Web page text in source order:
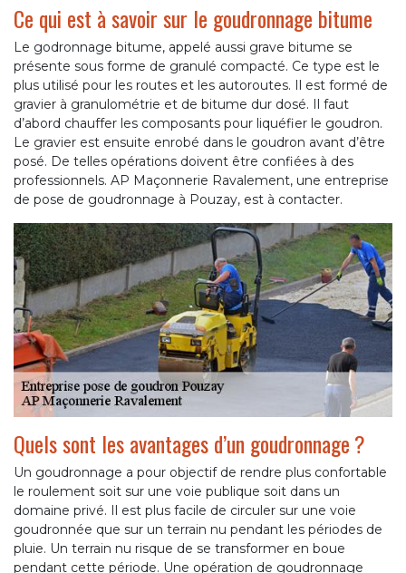
Ce qui est à savoir sur le goudronnage bitume
Le godronnage bitume, appelé aussi grave bitume se
présente sous forme de granulé compacté. Ce type est le
plus utilisé pour les routes et les autoroutes. Il est formé de
gravier à granulométrie et de bitume dur dosé. Il faut
d’abord chauffer les composants pour liquéfier le goudron.
Le gravier est ensuite enrobé dans le goudron avant d’être
posé. De telles opérations doivent être confiées à des
professionnels. AP Maçonnerie Ravalement, une entreprise
de pose de goudronnage à Pouzay, est à contacter.
Quels sont les avantages d’un goudronnage ?
Un goudronnage a pour objectif de rendre plus confortable
le roulement soit sur une voie publique soit dans un
domaine privé. Il est plus facile de circuler sur une voie
goudronnée que sur un terrain nu pendant les périodes de
pluie. Un terrain nu risque de se transformer en boue
pendant cette période. Une opération de goudronnage